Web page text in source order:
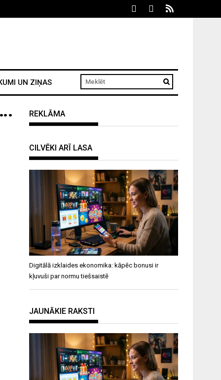
UN ZIŅAS
REKLĀMA
CILVĒKI ARĪ LASA
Digitālā izklaides ekonomika: kāpēc bonusi ir
kļuvuši par normu tiešsaistē
JAUNĀKIE RAKSTI